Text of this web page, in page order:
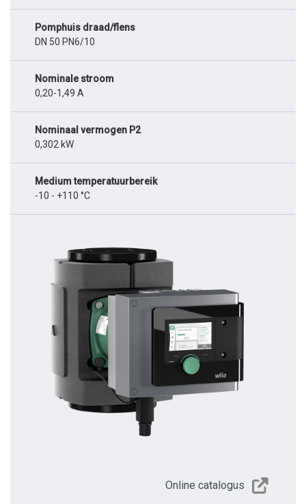
Pomphuis draad/flens
DN 50 PN6/10
Nominale stroom
0,20-1,49 A
Nominaal vermogen P2
0,302 kW
Medium temperatuurbereik
-10 - +110 °C
Online catalogus